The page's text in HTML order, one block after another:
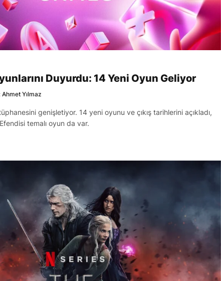
Duyurdu: 14 Yeni Oyun Geliyor
Ahmet Yılmaz
genişletiyor. 14 yeni oyunu ve çıkış tarihlerini açıkladı,
temalı oyun da var.